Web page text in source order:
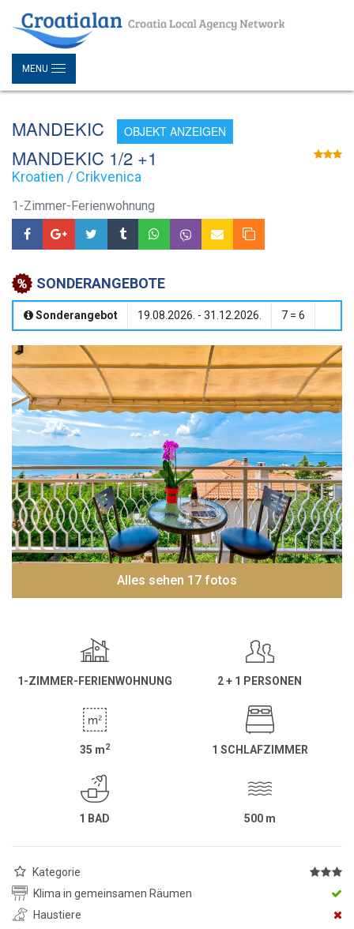
MENU
MANDEKIC OBJEKT ANZEIGEN
MANDEKIC 1/2 +1
Kroatien / Crikvenica
1-Zimmer-Ferienwohnung
SONDERANGEBOTE
Sonderangebot 19.08.2026. - 31.12.2026. 7 = 6
Alles sehen 17 fotos
1-ZIMMER-FERIENWOHNUNG 2 + 1 PERSONEN
35 m2 1 SCHLAFZIMMER
1 BAD 500 m
Kategorie
Klima in gemeinsamen Räumen
Haustiere